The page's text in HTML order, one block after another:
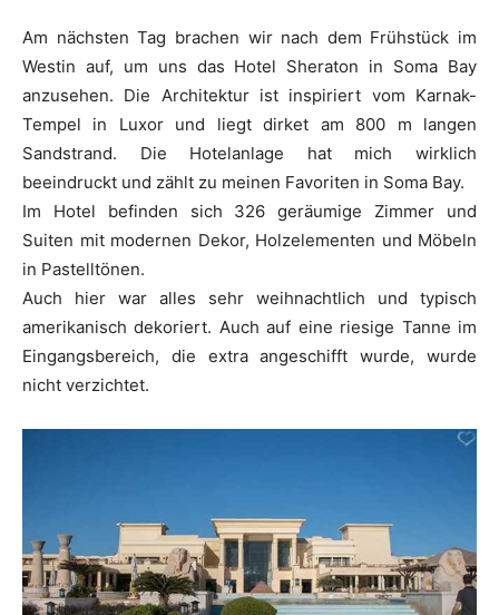
Am nächsten Tag brachen wir nach dem Frühstück im
Westin auf, um uns das Hotel Sheraton in Soma Bay
anzusehen. Die Architektur ist inspiriert vom Karnak-
Tempel in Luxor und liegt dirket am 800 m langen
Sandstrand. Die Hotelanlage hat mich wirklich
beeindruckt und zählt zu meinen Favoriten in Soma Bay.
Im Hotel befinden sich 326 geräumige Zimmer und
Suiten mit modernen Dekor, Holzelementen und Möbeln
in Pastelltönen.
Auch hier war alles sehr weihnachtlich und typisch
amerikanisch dekoriert. Auch auf eine riesige Tanne im
Eingangsbereich, die extra angeschifft wurde, wurde
nicht verzichtet.